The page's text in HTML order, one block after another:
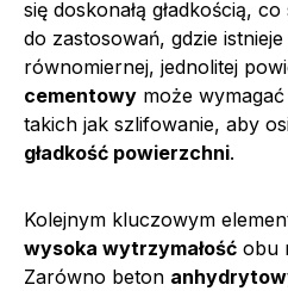
się doskonałą gładkością,
do zastosowań, gdzie
równomiernej, jednolitej
cementowy może
takich jak szlifowanie, aby
gładkość powierzchni.
Kolejnym kluczowym
wysoka wytrzymałość obu
Zarówno beton